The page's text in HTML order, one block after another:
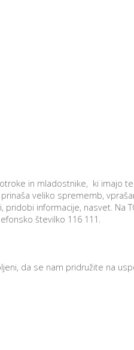
in mladostnike, ki imajo
veliko sprememb,
informacije, nasvet. Na
številko 116 111.
da se nam pridružite na